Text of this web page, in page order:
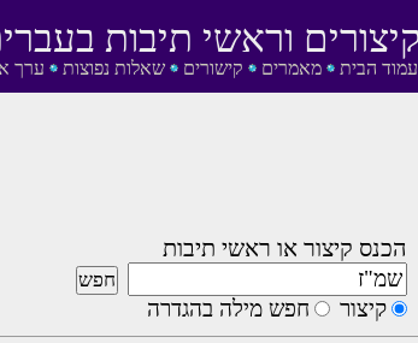
עמוד הבית מאמרים קישורים שאלות נפוצות ערך
קיצורים וראשי תיבות
הכנס קיצור או ראשי תיבות
קיצור חפש מילה בהגדרה